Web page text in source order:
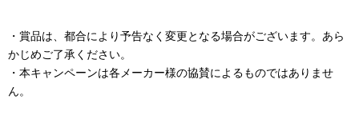
・賞品は、都合により予告なく変更となる場合がございます。あら
かじめご了承ください。
・本キャンペーンは各メーカー様の協賛によるものではありませ
ん。